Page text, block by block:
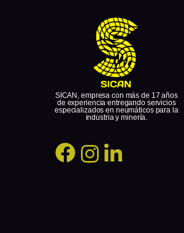
SICAN, empresa con más de 17 años
de experiencia entregando servicios
especializados en neumáticos para la
industria y minería.